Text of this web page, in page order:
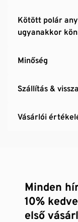
Kötött polár
ugyanakkor
Minőség
Szállítás &
Vásárlói
Minden
10%
első